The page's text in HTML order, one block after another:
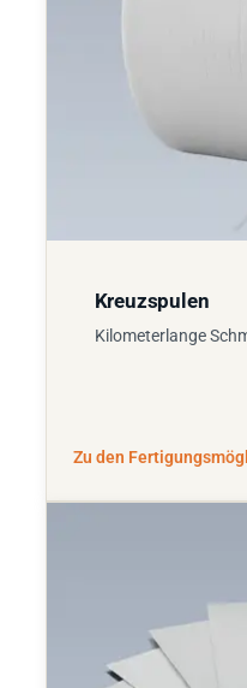
Kreuzspulen
Kilometerlange
Zu den